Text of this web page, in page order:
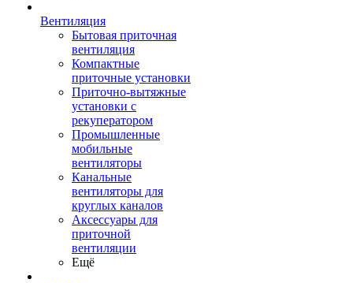
Вентиляция
Бытовая приточная
вентиляция
Компактные
приточные установки
Приточно-вытяжные
установки с
рекуператором
Промышленные
мобильные
вентиляторы
Канальные
вентиляторы для
круглых каналов
Аксессуары для
приточной
вентиляции
Ещё